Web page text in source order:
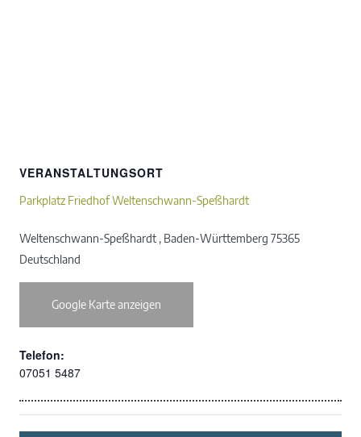
VERANSTALTUNGSORT
Parkplatz Friedhof Weltenschwann-Speßhardt
Weltenschwann-Speßhardt , Baden-Württemberg 75365
Deutschland
Google Karte anzeigen
Telefon:
07051 5487